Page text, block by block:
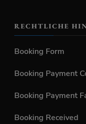
RECHTLICHE
Booking Form
Booking Payment
Booking Payment
Booking Received